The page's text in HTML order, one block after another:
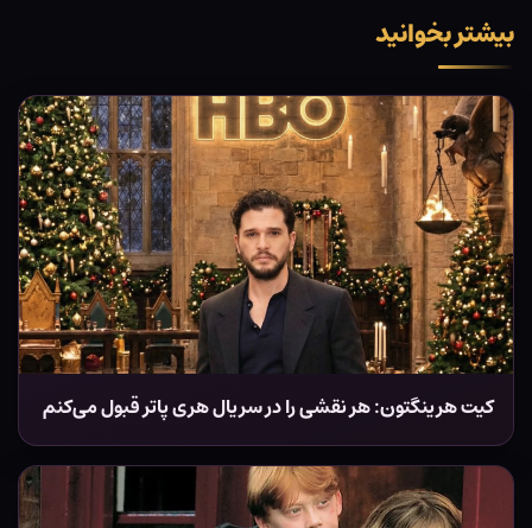
بیشتر بخوانید
کیت هرینگتون: هر نقشی را در سریال هری پاتر قبول می‌کنم